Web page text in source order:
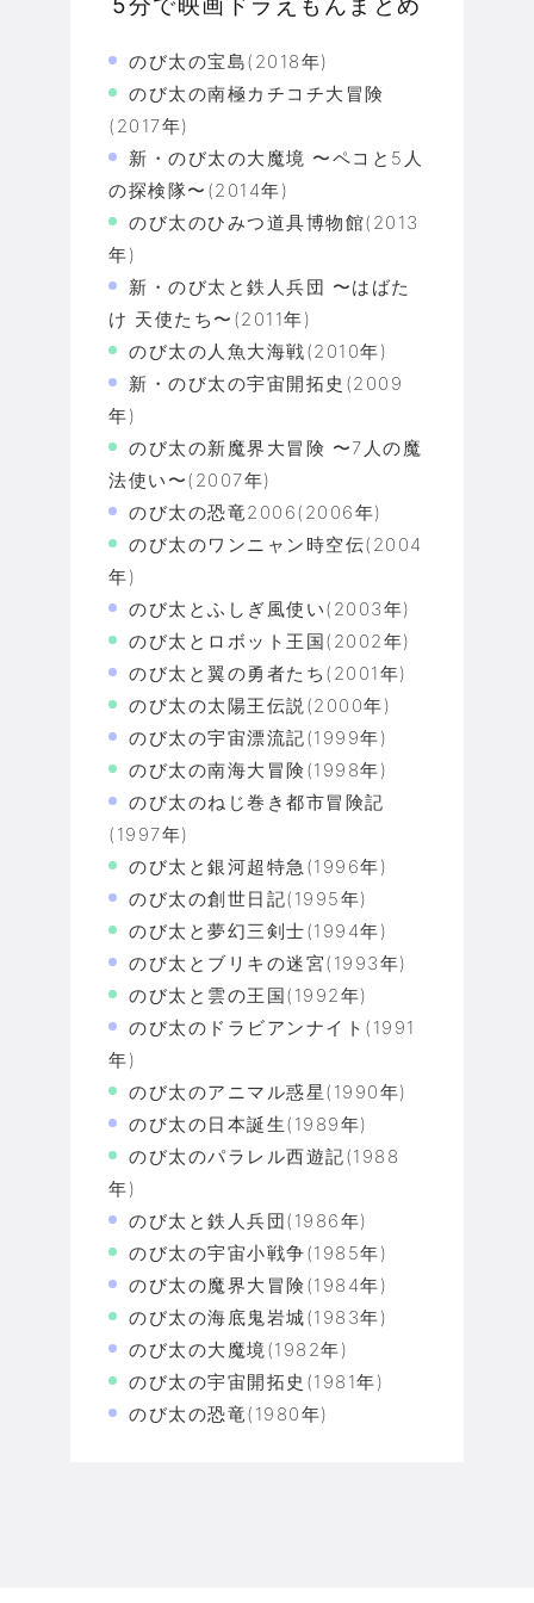
のび太の宝島(2018年)
のび太の南極カチコチ大冒険
(2017年)
新・のび太の大魔境 〜ペコと5人
の探検隊〜(2014年)
のび太のひみつ道具博物館(2013
年)
新・のび太と鉄人兵団 〜はばた
け 天使たち〜(2011年)
のび太の人魚大海戦(2010年)
新・のび太の宇宙開拓史(2009
年)
のび太の新魔界大冒険 〜7人の魔
法使い〜(2007年)
のび太の恐竜2006(2006年)
のび太のワンニャン時空伝(2004
年)
のび太とふしぎ風使い(2003年)
のび太とロボット王国(2002年)
のび太と翼の勇者たち(2001年)
のび太の太陽王伝説(2000年)
のび太の宇宙漂流記(1999年)
のび太の南海大冒険(1998年)
のび太のねじ巻き都市冒険記
(1997年)
のび太と銀河超特急(1996年)
のび太の創世日記(1995年)
のび太と夢幻三剣士(1994年)
のび太とブリキの迷宮(1993年)
のび太と雲の王国(1992年)
のび太のドラビアンナイト(1991
年)
のび太のアニマル惑星(1990年)
のび太の日本誕生(1989年)
のび太のパラレル西遊記(1988
年)
のび太と鉄人兵団(1986年)
のび太の宇宙小戦争(1985年)
のび太の魔界大冒険(1984年)
のび太の海底鬼岩城(1983年)
のび太の大魔境(1982年)
のび太の宇宙開拓史(1981年)
のび太の恐竜(1980年)